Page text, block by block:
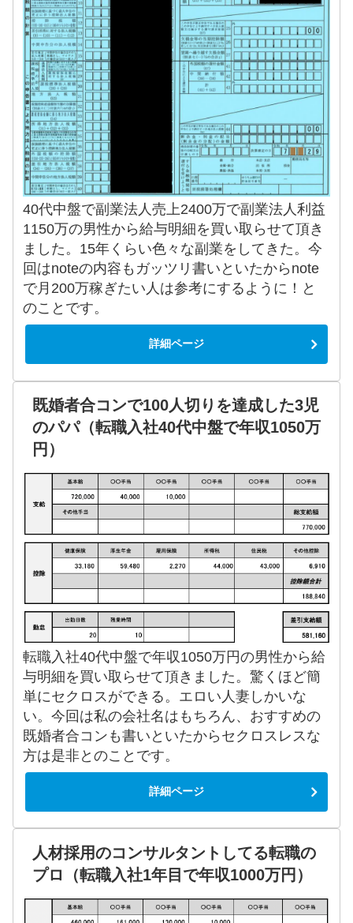
40代中盤で副業法人売上2400万で副業法人利益
1150万の男性から給与明細を買い取らせて頂き
ました。15年くらい色々な副業をしてきた。今
回はnoteの内容もガッツリ書いといたからnote
で月200万稼ぎたい人は参考にするように！と
のことです。
詳細ページ
既婚者合コンで100人切りを達成した3児
のパパ（転職入社40代中盤で年収1050万
円）
転職入社40代中盤で年収1050万円の男性から給
与明細を買い取らせて頂きました。驚くほど簡
単にセクロスができる。エロい人妻しかいな
い。今回は私の会社名はもちろん、おすすめの
既婚者合コンも書いといたからセクロスレスな
方は是非とのことです。
詳細ページ
人材採用のコンサルタントしてる転職の
プロ（転職入社1年目で年収1000万円）